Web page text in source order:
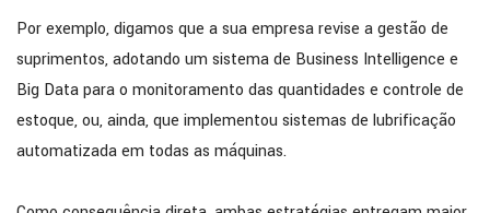
Por exemplo, digamos que a sua empresa revise a gestão de
suprimentos, adotando um sistema de Business Intelligence e
Big Data para o monitoramento das quantidades e controle de
estoque, ou, ainda, que implementou sistemas de lubrificação
automatizada em todas as máquinas.